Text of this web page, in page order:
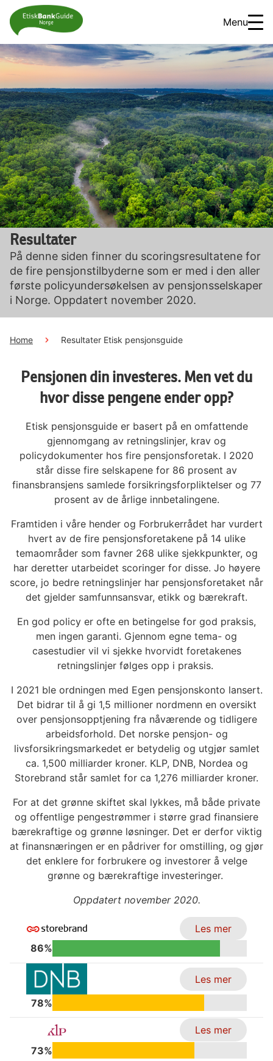
Menu
Resultater
På denne siden finner du scoringsresultatene for
de fire pensjonstilbyderne som er med i den aller
første policyundersøkelsen av pensjonsselskaper
i Norge. Oppdatert november 2020.
Home Resultater Etisk pensjonsguide
Pensjonen din investeres. Men vet du
hvor disse pengene ender opp?
Etisk pensjonsguide er basert på en omfattende
gjennomgang av retningslinjer, krav og
policydokumenter hos fire pensjonsforetak. I 2020
står disse fire selskapene for 86 prosent av
finansbransjens samlede forsikringsforpliktelser og 77
prosent av de årlige innbetalingene.
Framtiden i våre hender og Forbrukerrådet har vurdert
hvert av de fire pensjonsforetakene på 14 ulike
temaområder som favner 268 ulike sjekkpunkter, og
har deretter utarbeidet scoringer for disse. Jo høyere
score, jo bedre retningslinjer har pensjonsforetaket når
det gjelder samfunnsansvar, etikk og bærekraft.
En god policy er ofte en betingelse for god praksis,
men ingen garanti. Gjennom egne tema- og
casestudier vil vi sjekke hvorvidt foretakenes
retningslinjer følges opp i praksis.
I 2021 ble ordningen med Egen pensjonskonto lansert.
Det bidrar til å gi 1,5 millioner nordmenn en oversikt
over pensjonsopptjening fra nåværende og tidligere
arbeidsforhold. Det norske pensjon- og
livsforsikringsmarkedet er betydelig og utgjør samlet
ca. 1,500 milliarder kroner. KLP, DNB, Nordea og
Storebrand står samlet for ca 1,276 milliarder kroner.
For at det grønne skiftet skal lykkes, må både private
og offentlige pengestrømmer i større grad finansiere
bærekraftige og grønne løsninger. Det er derfor viktig
at finansnæringen er en pådriver for omstilling, og gjør
det enklere for forbrukere og investorer å velge
grønne og bærekraftige investeringer.
Oppdatert november 2020.
86%
Les mer
78%
Les mer
73%
Les mer